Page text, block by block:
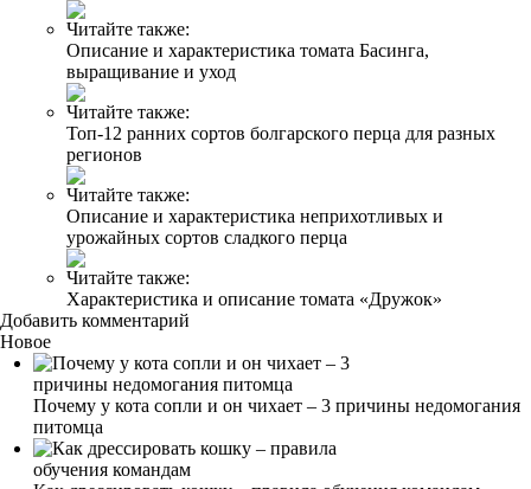
Читайте также:
Описание и характеристика томата Басинга,
выращивание и уход
Читайте также:
Топ-12 ранних сортов болгарского перца для разных
регионов
Читайте также:
Описание и характеристика неприхотливых и
урожайных сортов сладкого перца
Читайте также:
Характеристика и описание томата «Дружок»
Добавить комментарий
Новое
Почему у кота сопли и он чихает – 3 причины недомогания
питомца